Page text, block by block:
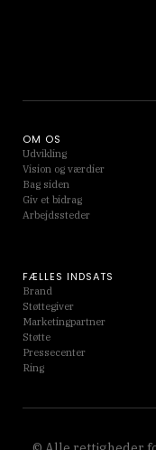
OM OS
Udvikling
Vision og værdier
Bag siden
Giv et bidrag
Arbejdssteder
FÆLLES INDSATS
Brand
Støttegiver
Marketingpartner
Støtte
Pressecenter
Ring